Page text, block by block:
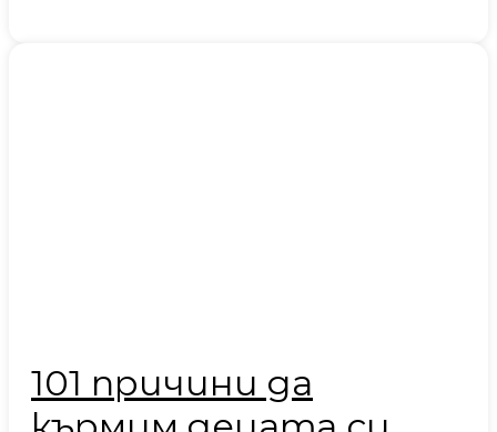
101 причини да